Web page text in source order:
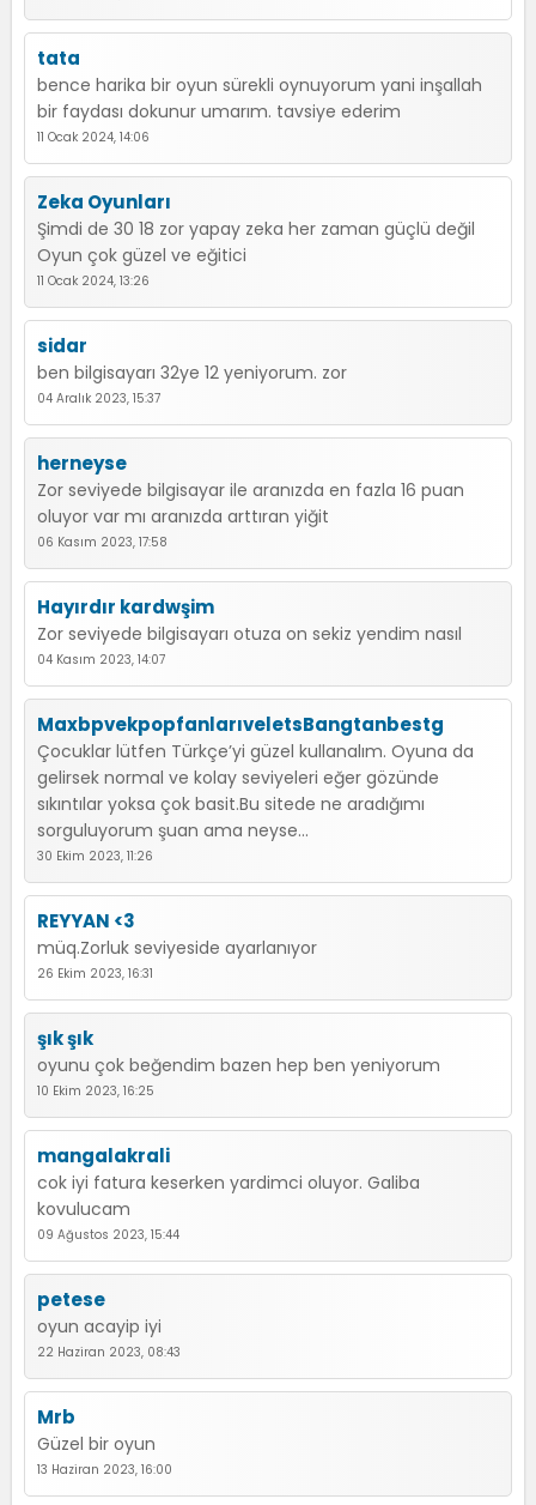
tata
bence harika bir oyun sürekli oynuyorum yani inşallah
bir faydası dokunur umarım. tavsiye ederim
11 Ocak 2024, 14:06
Zeka Oyunları
Şimdi de 30 18 zor yapay zeka her zaman güçlü değil
Oyun çok güzel ve eğitici
11 Ocak 2024, 13:26
sidar
ben bilgisayarı 32ye 12 yeniyorum. zor
04 Aralık 2023, 15:37
herneyse
Zor seviyede bilgisayar ile aranızda en fazla 16 puan
oluyor var mı aranızda arttıran yiğit
06 Kasım 2023, 17:58
Hayırdır kardwşim
Zor seviyede bilgisayarı otuza on sekiz yendim nasıl
04 Kasım 2023, 14:07
MaxbpvekpopfanlarıveletsBangtanbestg
Çocuklar lütfen Türkçe’yi güzel kullanalım. Oyuna da
gelirsek normal ve kolay seviyeleri eğer gözünde
sıkıntılar yoksa çok basit.Bu sitede ne aradığımı
sorguluyorum şuan ama neyse...
30 Ekim 2023, 11:26
REYYAN <3
müq.Zorluk seviyeside ayarlanıyor
26 Ekim 2023, 16:31
şık şık
oyunu çok beğendim bazen hep ben yeniyorum
10 Ekim 2023, 16:25
mangalakrali
cok iyi fatura keserken yardimci oluyor. Galiba
kovulucam
09 Ağustos 2023, 15:44
petese
oyun acayip iyi
22 Haziran 2023, 08:43
Mrb
Güzel bir oyun
13 Haziran 2023, 16:00